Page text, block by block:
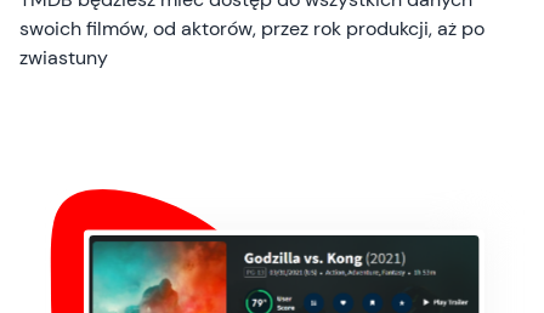
swoich filmów, od aktorów, przez rok produkcji, aż po
zwiastuny